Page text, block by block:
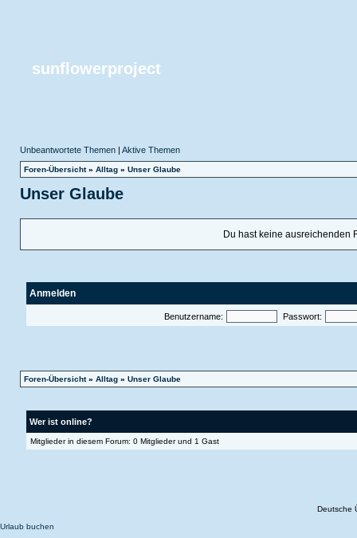
sunflowerproject
Unbeantwortete Themen| Aktive Themen
Foren-Übersicht» Alltag» Unser Glaube
Unser Glaube
Du hast keine ausreichenden
Anmelden
Benutzername: Passwort:
Foren-Übersicht» Alltag» Unser Glaube
Wer ist online?
Mitglieder in diesem Forum: 0 Mitglieder und 1 Gast
Deutsche
Urlaub buchen